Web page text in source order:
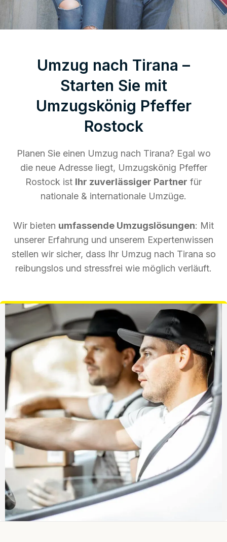
Umzug nach Tirana –
Starten Sie mit
Umzugskönig Pfeffer
Rostock
Planen Sie einen Umzug nach Tirana? Egal wo
die neue Adresse liegt, Umzugskönig Pfeffer
Rostock ist Ihr zuverlässiger Partner für
nationale & internationale Umzüge.
Wir bieten umfassende Umzugslösungen: Mit
unserer Erfahrung und unserem Expertenwissen
stellen wir sicher, dass Ihr Umzug nach Tirana so
reibungslos und stressfrei wie möglich verläuft.